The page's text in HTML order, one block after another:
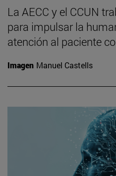
La AECC y el CCUN
para impulsar la
atención al paciente
Imagen Manuel Castells